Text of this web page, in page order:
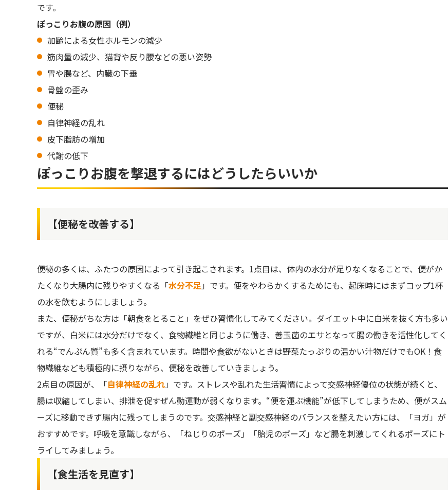
です。
ぽっこりお腹の原因（例）
加齢による女性ホルモンの減少
筋肉量の減少、猫背や反り腰などの悪い姿勢
胃や腸など、内臓の下垂
骨盤の歪み
便秘
自律神経の乱れ
皮下脂肪の増加
代謝の低下
ぽっこりお腹を撃退するにはどうしたらいいか
【便秘を改善する】
便秘の多くは、ふたつの原因によって引き起こされます。1点目は、体内の水分が足りなくなることで、便がか
たくなり大腸内に残りやすくなる「水分不足 」です。便をやわらかくするためにも、起床時にはまずコップ1杯
の水を飲むようにしましょう。
また、便秘がちな方は「朝食をとること」をぜひ習慣化してみてください。ダイエット中に白米を抜く方も多い
ですが、白米には水分だけでなく、食物繊維と同じように働き、善玉菌のエサとなって腸の働きを活性化してく
れる“でんぷん質”も多く含まれています。時間や食欲がないときは野菜たっぷりの温かい汁物だけでもOK！食
物繊維なども積極的に摂りながら、便秘を改善していきましょう。
2点目の原因が、「自律神経の乱れ」です。ストレスや乱れた生活習慣によって交感神経優位の状態が続くと、
腸は収縮してしまい、排泄を促すぜん動運動が弱くなります。“便を運ぶ機能”が低下してしまうため、便がスム
ーズに移動できず腸内に残ってしまうのです。交感神経と副交感神経のバランスを整えたい方には、「ヨガ」が
おすすめです。呼吸を意識しながら、「ねじりのポーズ」「胎児のポーズ」など腸を刺激してくれるポーズにト
ライしてみましょう。
【食生活を見直す】